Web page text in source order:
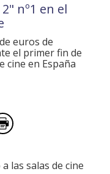
nº1 en el
euros de
el primer fin de
cine en España
las salas de cine